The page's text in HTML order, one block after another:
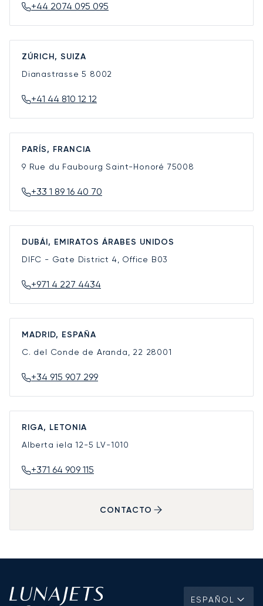
+44 2074 095 095
ZÚRICH, SUIZA
Dianastrasse 5 8002
+41 44 810 12 12
PARÍS, FRANCIA
9 Rue du Faubourg Saint-Honoré 75008
+33 1 89 16 40 70
DUBÁI, EMIRATOS ÁRABES UNIDOS
DIFC - Gate District 4, Office B03
+971 4 227 4434
MADRID, ESPAÑA
C. del Conde de Aranda, 22 28001
+34 915 907 299
RIGA, LETONIA
Alberta iela 12-5 LV-1010
+371 64 909 115
CONTACTO
ESPAÑOL